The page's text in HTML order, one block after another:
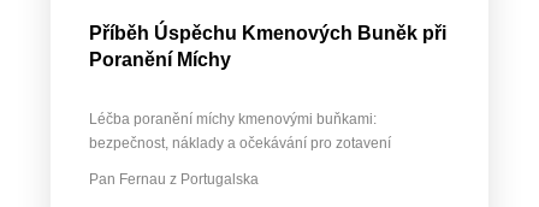
Příběh Úspěchu Kmenových Buněk při
Poranění Míchy
Léčba poranění míchy kmenovými buňkami:
bezpečnost, náklady a očekávání pro zotavení
Pan Fernau z Portugalska